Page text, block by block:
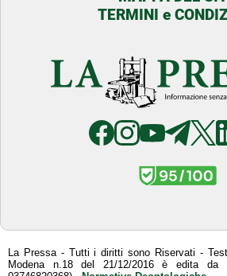
TERMINI e
La Pressa - Tutti i diritti sono Riservati -
Modena n.18 del 21/12/2016 è edita da